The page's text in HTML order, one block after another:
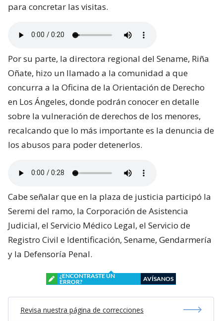
para concretar las visitas.
Por su parte, la directora regional del Sename, Riña
Oñate, hizo un llamado a la comunidad a que
concurra a la Oficina de la Orientación de Derecho
en Los Ángeles, donde podrán conocer en detalle
sobre la vulneración de derechos de los menores,
recalcando que lo más importante es la denuncia de
los abusos para poder detenerlos.
Cabe señalar que en la plaza de justicia participó la
Seremi del ramo, la Corporación de Asistencia
Judicial, el Servicio Médico Legal, el Servicio de
Registro Civil e Identificación, Sename, Gendarmería
y la Defensoría Penal.
¿ENCONTRASTE UN
ERROR?
AVÍSANOS
Revisa nuestra página de correcciones